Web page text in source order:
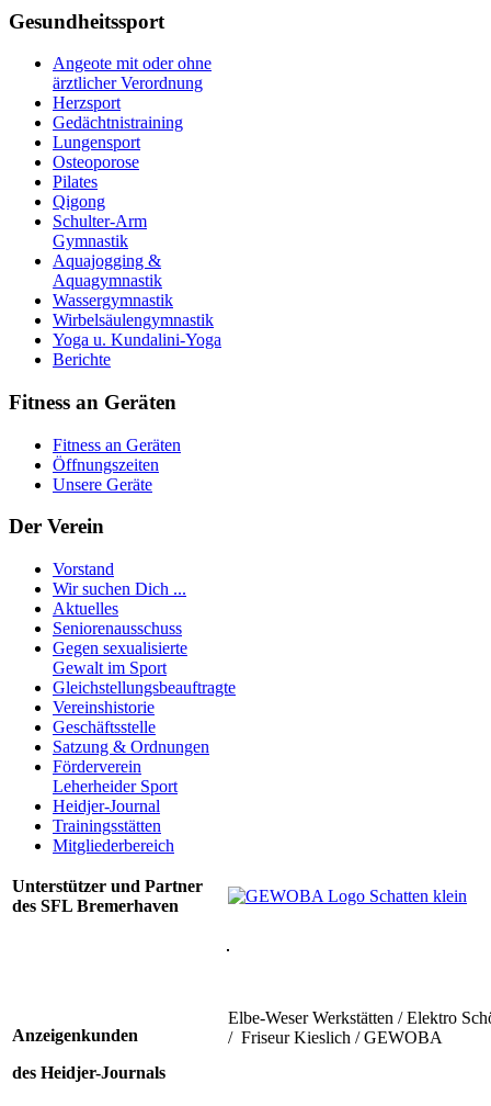
Gesundheitssport
Angeote mit oder ohne
ärztlicher Verordnung
Herzsport
Gedächtnistraining
Lungensport
Osteoporose
Pilates
Qigong
Schulter-Arm
Gymnastik
Aquajogging &
Aquagymnastik
Wassergymnastik
Wirbelsäulengymnastik
Yoga u. Kundalini-Yoga
Berichte
Fitness an Geräten
Fitness an Geräten
Öffnungszeiten
Unsere Geräte
Der Verein
Vorstand
Wir suchen Dich ...
Aktuelles
Seniorenausschuss
Gegen sexualisierte
Gewalt im Sport
Gleichstellungsbeauftragte
Vereinshistorie
Geschäftsstelle
Satzung & Ordnungen
Förderverein
Leherheider Sport
Heidjer-Journal
Trainingsstätten
Mitgliederbereich
Unterstützer und Partner
des SFL Bremerhaven
Anzeigenkunden
des Heidjer-Journals
Elbe-Weser Werkstätten / Elektro
/ Friseur Kieslich / GEWOBA